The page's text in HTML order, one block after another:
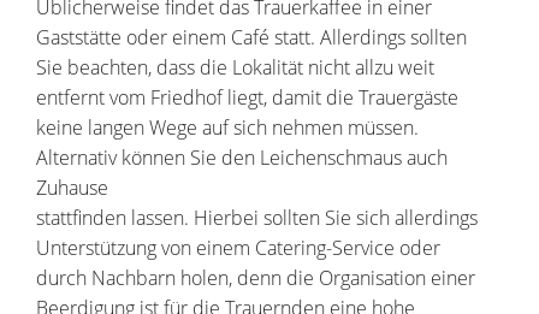
Üblicherweise findet das Trauerkaffee in einer
Gaststätte oder einem Café statt. Allerdings sollten
Sie beachten, dass die Lokalität nicht allzu weit
entfernt vom Friedhof liegt, damit die Trauergäste
keine langen Wege auf sich nehmen müssen.
Alternativ können Sie den Leichenschmaus auch
Zuhause
stattfinden lassen. Hierbei sollten Sie sich allerdings
Unterstützung von einem Catering-Service oder
durch Nachbarn holen, denn die Organisation einer
Beerdigung ist für die Trauernden eine hohe